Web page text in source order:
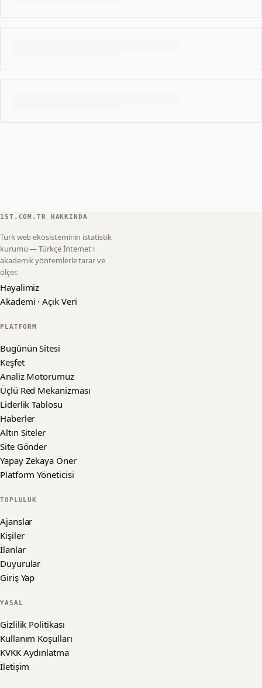
1ST.COM.TR HAKKINDA
Türk web ekosisteminin istatistik
kurumu — Türkçe İnternet'i
akademik yöntemlerle tarar ve
ölçer.
Hayalimiz
Akademi · Açık Veri
PLATFORM
Bugünün Sitesi
Keşfet
Analiz Motorumuz
Üçlü Red Mekanizması
Liderlik Tablosu
Haberler
Altın Siteler
Site Gönder
Yapay Zekaya Öner
Platform Yöneticisi
TOPLULUK
Ajanslar
Kişiler
İlanlar
Duyurular
Giriş Yap
YASAL
Gizlilik Politikası
Kullanım Koşulları
KVKK Aydınlatma
İletişim